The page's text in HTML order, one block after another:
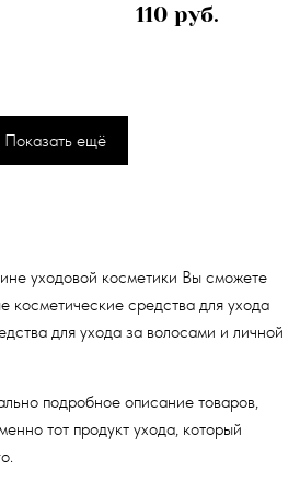
110 руб.
Показать ещё
уходовой косметики Вы сможете
косметические средства для ухода
для ухода за волосами и личной
подробное описание товаров,
тот продукт ухода, который